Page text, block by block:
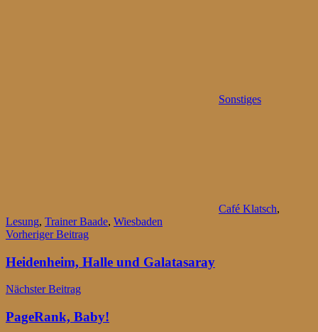
Sonstiges
Café Klatsch,
Lesung, Trainer Baade, Wiesbaden
Beitragsnavigation
Vorheriger Beitrag
Heidenheim, Halle und Galatasaray
Nächster Beitrag
PageRank, Baby!